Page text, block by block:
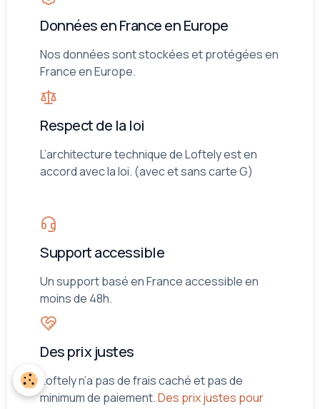
Données en France en Europe
Nos données sont stockées et protégées en
France en Europe.
Respect de la loi
L’architecture technique de Loftely est en
accord avec la loi. (avec et sans carte G)
Support accessible
Un support basé en France accessible en
moins de 48h.
Des prix justes
Loftely n’a pas de frais caché et pas de
minimum de paiement.Des prix justes pour